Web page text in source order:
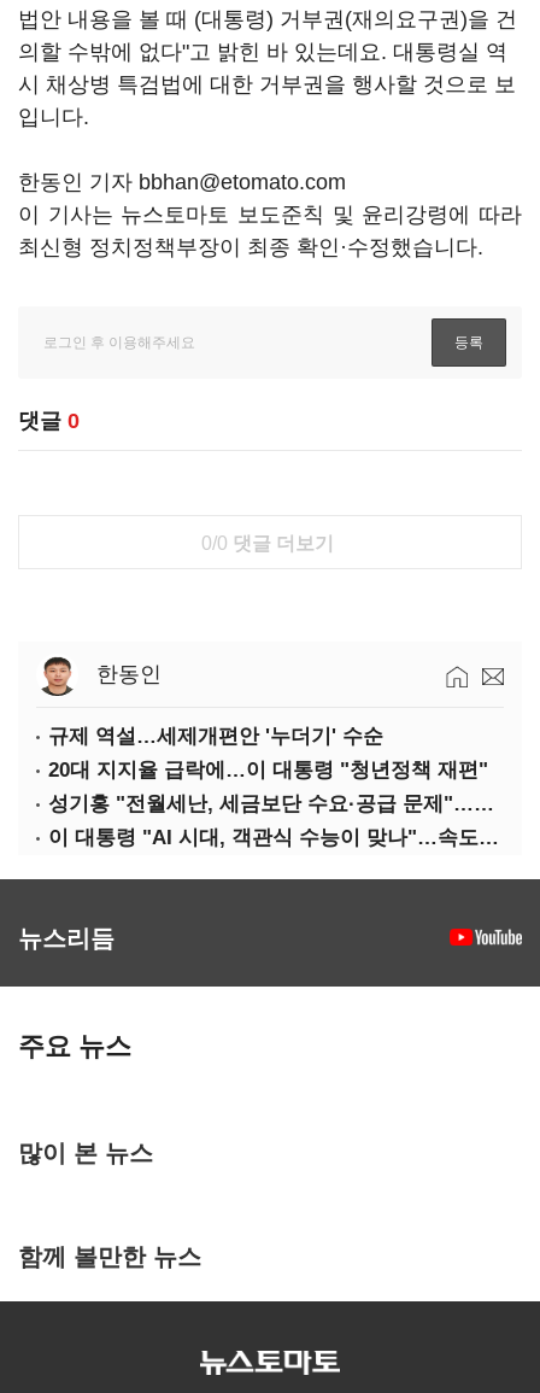
법안 내용을 볼 때 (대통령) 거부권(재의요구권)을 건
의할 수밖에 없다"고 밝힌 바 있는데요. 대통령실 역
시 채상병 특검법에 대한 거부권을 행사할 것으로 보
입니다.
한동인 기자 bbhan@etomato.com
이 기사는 뉴스토마토 보도준칙 및 윤리강령에 따라
최신형 정치정책부장이 최종 확인·수정했습니다.
댓글 0
0/0 댓글 더보기
한동인
규제 역설…세제개편안 '누더기' 수순
20대 지지율 급락에…이 대통령 "청년정책 재편"
성기홍 "전월세난, 세금보단 수요·공급 문제"…닥공 시사
이 대통령 "AI 시대, 객관식 수능이 맞나"…속도전 '경계'
뉴스리듬
주요 뉴스
많이 본 뉴스
함께 볼만한 뉴스